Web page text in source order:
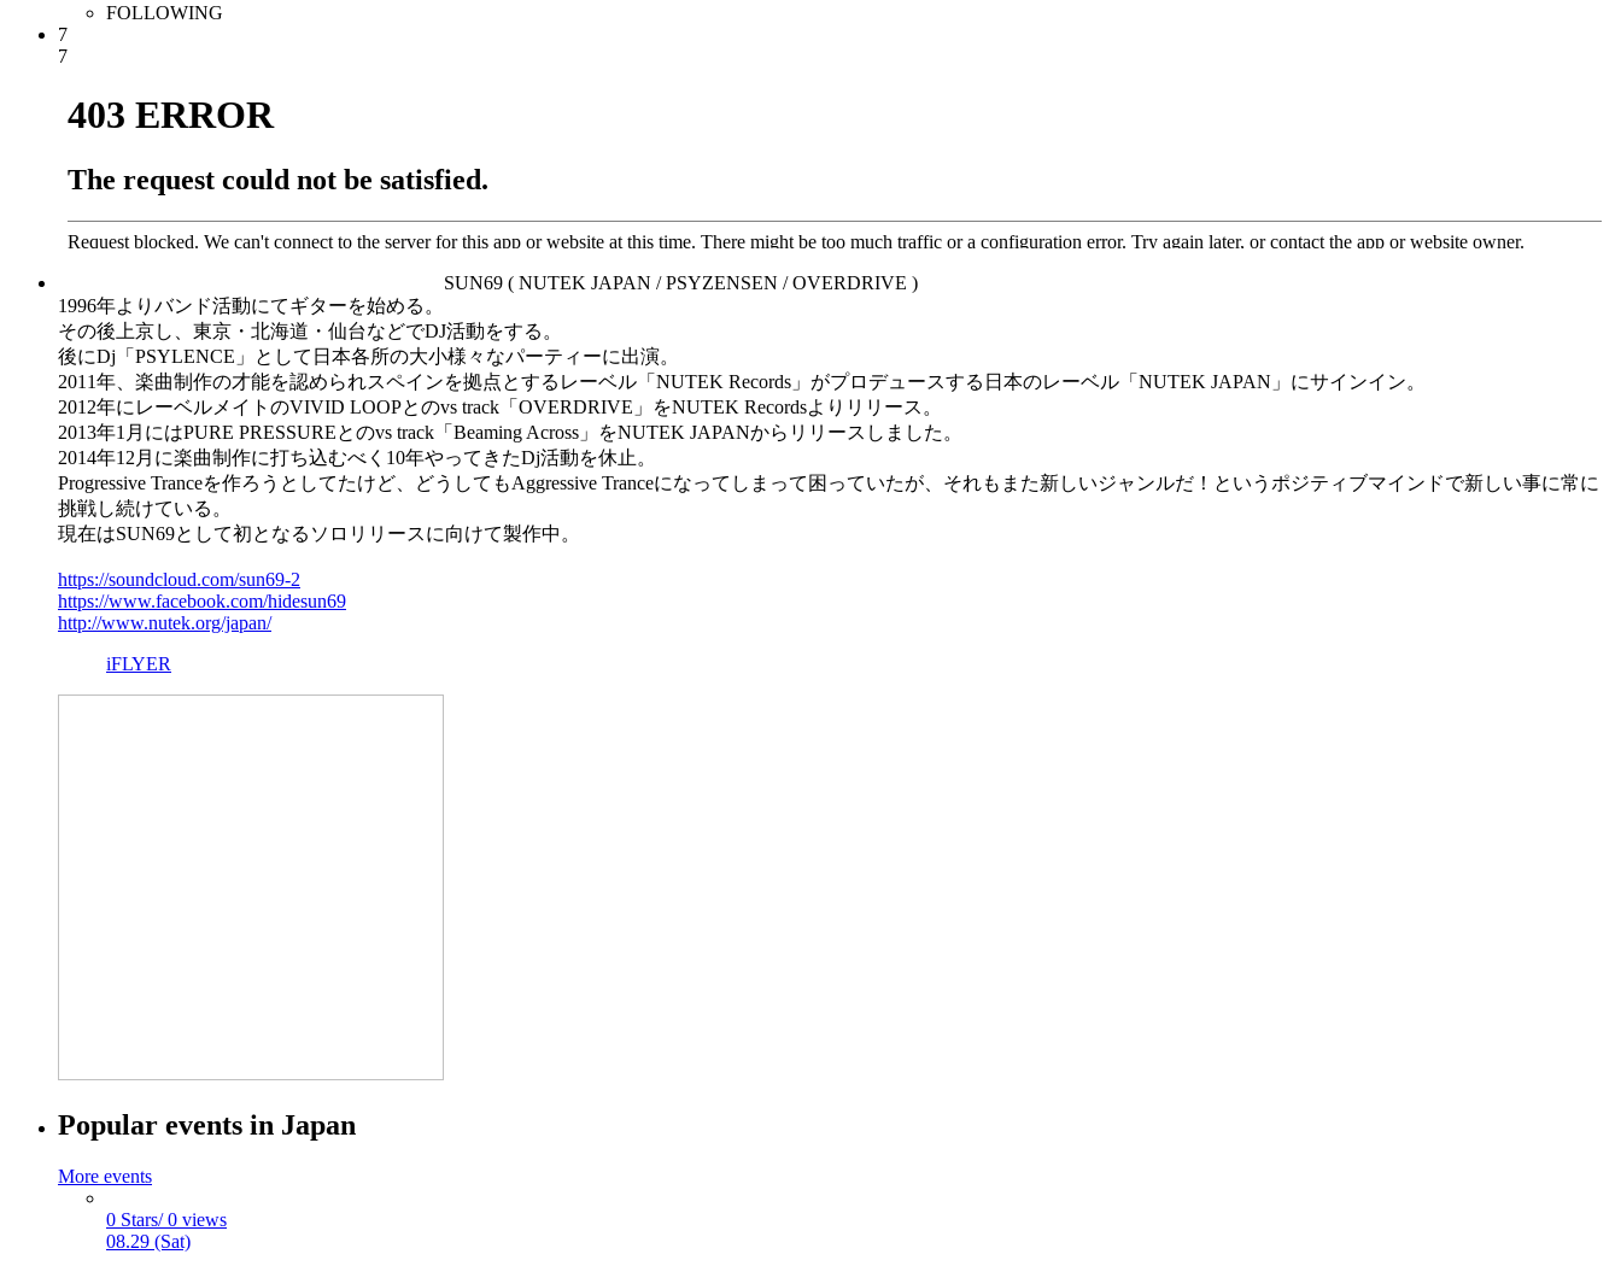
FOLLOWING
7
7
SUN69 ( NUTEK JAPAN / PSYZENSEN / OVERDRIVE )
1996年よりバンド活動にてギターを始める。
その後上京し、東京・北海道・仙台などでDJ活動をする。
後にDj「PSYLENCE」として日本各所の大小様々なパーティーに出演。
2011年、楽曲制作の才能を認められスペインを拠点とするレーベル「NUTEK Records」がプロデュースする日本のレーベル「NUTEK JAPAN」にサインイン。
2012年にレーベルメイトのVIVID LOOPとのvs track「OVERDRIVE」をNUTEK Recordsよりリリース。
2013年1月にはPURE PRESSUREとのvs track「Beaming Across」をNUTEK JAPANからリリースしました。
2014年12月に楽曲制作に打ち込むべく10年やってきたDj活動を休止。
Progressive Tranceを作ろうとしてたけど、どうしてもAggressive Tranceになってしまって困っていたが、それもまた新しいジャンルだ！というポジティブマインドで新しい事に常に
挑戦し続けている。
現在はSUN69として初となるソロリリースに向けて製作中。
https://soundcloud.com/sun69-2
https://www.facebook.com/hidesun69
http://www.nutek.org/japan/
iFLYER
Popular events in Japan
More events
0 Stars/ 0 views
08.29 (Sat)